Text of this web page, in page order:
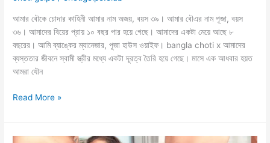
আমার বৌকে চোদার কাহিনী আমার নাম অজয়, বয়স ৩৯। আমার বৌএর নাম পূজা, বয়স
৩৬। আমাদের বিয়ের প্রায় ১০ বছর পার হয়ে গেছে। আমাদের একটা মেয়ে আছে ৮
বছরের। আমি ব্যাঙ্কের ম্যানেজার, পূজা হাউস ওয়াইফ। bangla choti x আমাদের
ব্যস্ততার জীবনে স্বামী স্ত্রীর মধ্যে একটা দূরত্ব তৈরি হয়ে গেছে। মাসে এক আধবার হয়ত
আমরা যৌন
আমার
আমার
বৌকে
Read More »